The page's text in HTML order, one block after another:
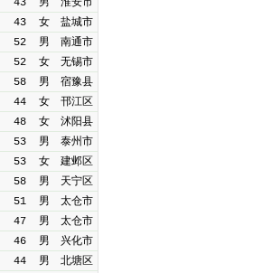
43 男
淮安市
43 女
盐城市
52 男
南通市
52 女
无锡市
58 男
宿豫县
44 女
邗江区
48 女
沭阳县
53 男
泰州市
53 女
建邺区
58 男
天宁区
51 男
太仓市
47 男
太仓市
46 男
兴化市
44 男
北塘区